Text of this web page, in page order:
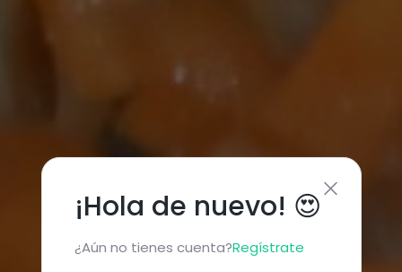
¡Hola de nuevo! 😍
¿Aún no tienes cuenta?Regístrate